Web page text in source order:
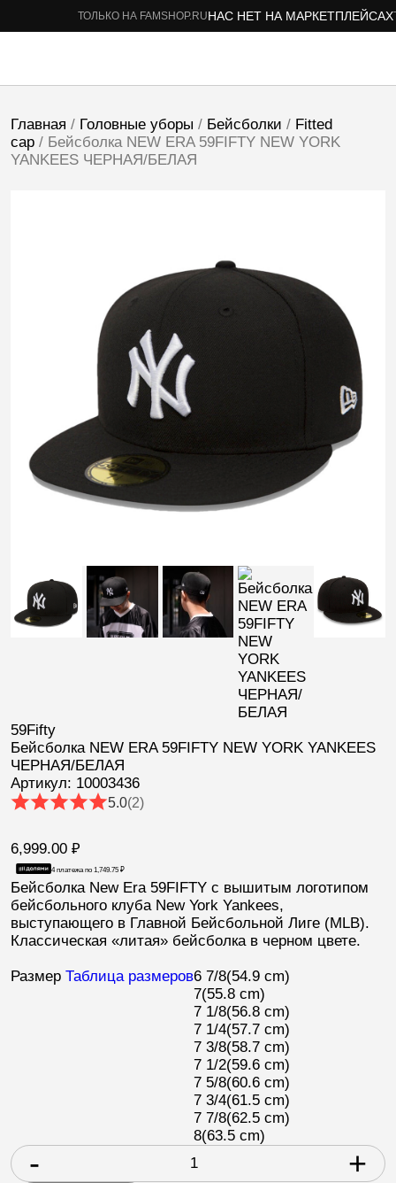
ТОЛЬКО НА FAMSHOP.RUНАС НЕТ НА МАРКЕТПЛЕЙСАХ
Главная / Головные уборы / Бейсболки / Fitted
cap/ Бейсболка NEW ERA 59FIFTY NEW YORK
YANKEES ЧЕРНАЯ/БЕЛАЯ
59Fifty
Бейсболка NEW ERA 59FIFTY NEW YORK YANKEES
ЧЕРНАЯ/БЕЛАЯ
Артикул: 10003436
5.0(2)
6,999.00 ₽
4 платежа по 1,749.75 ₽
Бейсболка New Era 59FIFTYс вышитым логотипом
бейсбольного клуба New York Yankees,
выступающего в Главной Бейсбольной Лиге (MLB).
Классическая «литая» бейсболка в черном цвете.
Размер Таблица размеров6 7/8(54.9 cm)
7(55.8 cm)
7 1/8(56.8 cm)
7 1/4(57.7 cm)
7 3/8(58.7 cm)
7 1/2(59.6 cm)
7 5/8(60.6 cm)
7 3/4(61.5 cm)
7 7/8(62.5 cm)
8(63.5 cm)
- +